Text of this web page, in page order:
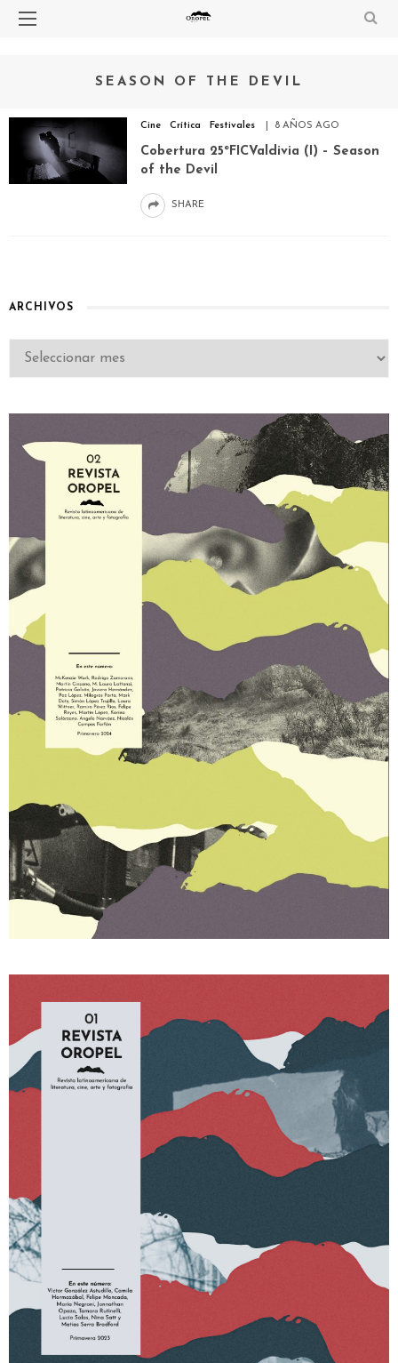
SEASON OF THE DEVIL
Cine Crítica Festivales 8 AÑOS AGO
Cobertura 25ºFICValdivia (I) – Season
of the Devil
SHARE
ARCHIVOS